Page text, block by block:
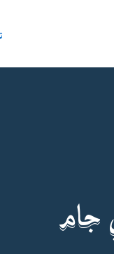
جام